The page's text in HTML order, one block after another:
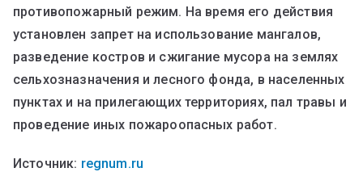
противопожарный режим. На время его действия
установлен запрет на использование мангалов,
разведение костров и сжигание мусора на землях
сельхозназначения и лесного фонда, в населенных
пунктах и на прилегающих территориях, пал травы и
проведение иных пожароопасных работ.
Источник: regnum.ru